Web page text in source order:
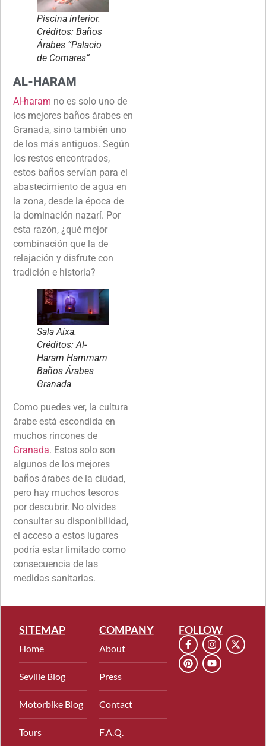
Piscina interior.
Créditos: Baños
Árabes “Palacio
de Comares”
AL-HARAM
Al-haram no es solo uno de
los mejores baños árabes en
Granada, sino también uno
de los más antiguos. Según
los restos encontrados,
estos baños servían para el
abastecimiento de agua en
la zona, desde la época de
la dominación nazarí. Por
esta razón, ¿qué mejor
combinación que la de
relajación y disfrute con
tradición e historia?
Sala Aixa.
Créditos: Al-
Haram Hammam
Baños Árabes
Granada
Como puedes ver, la cultura
árabe está escondida en
muchos rincones de
Granada. Estos solo son
algunos de los mejores
baños árabes de la ciudad,
pero hay muchos tesoros
por descubrir. No olvides
consultar su disponibilidad,
el acceso a estos lugares
podría estar limitado como
consecuencia de las
medidas sanitarias.
SITEMAP
Home
Seville Blog
Motorbike Blog
Tours
COMPANY
About
Press
Contact
F.A.Q.
FOLLOW